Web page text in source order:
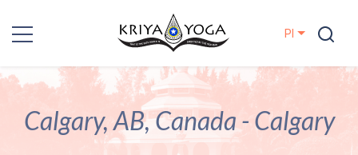
Kriya Yoga
Działania
charytatywne
Pl
Calgary, AB, Canada - Calgary